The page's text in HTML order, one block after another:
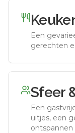
Een
gerechten
Sfeer
Een
uitjes, een
ontspannen